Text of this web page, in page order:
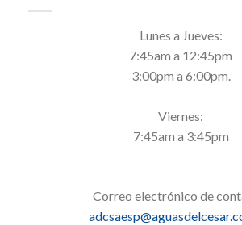
Lunes a Jueves:
7:45am a 12:45pm
3:00pm a 6:00pm.
Viernes:
7:45am a 3:45pm
Correo electrónico de